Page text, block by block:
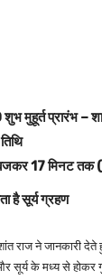
मुहूर्त प्रारंभ –
17 मिनट
है सूर्य ग्रहण
राज ने जानकारी देते
सूर्य के मध्य से होकर